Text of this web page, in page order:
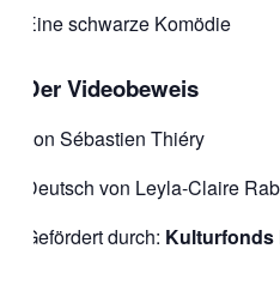
Eine schwarze Komödie
Der Videobeweis
von Sébastien Thiéry
Deutsch von Leyla-Claire
Gefördert durch: Kulturfonds